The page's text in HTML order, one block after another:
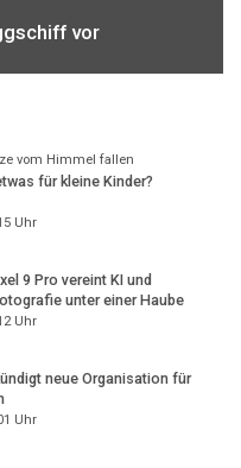
vor
vom Himmel fallen
für kleine Kinder?
Uhr
9 Pro vereint KI und
unter einer Haube
Uhr
neue Organisation für
Uhr